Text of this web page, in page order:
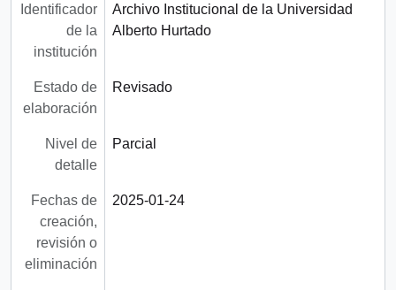
Identificador
de la
institución
Archivo Institucional de la Universidad
Alberto Hurtado
Estado de
elaboración
Revisado
Nivel de
detalle
Parcial
Fechas de
creación,
revisión o
eliminación
2025-01-24